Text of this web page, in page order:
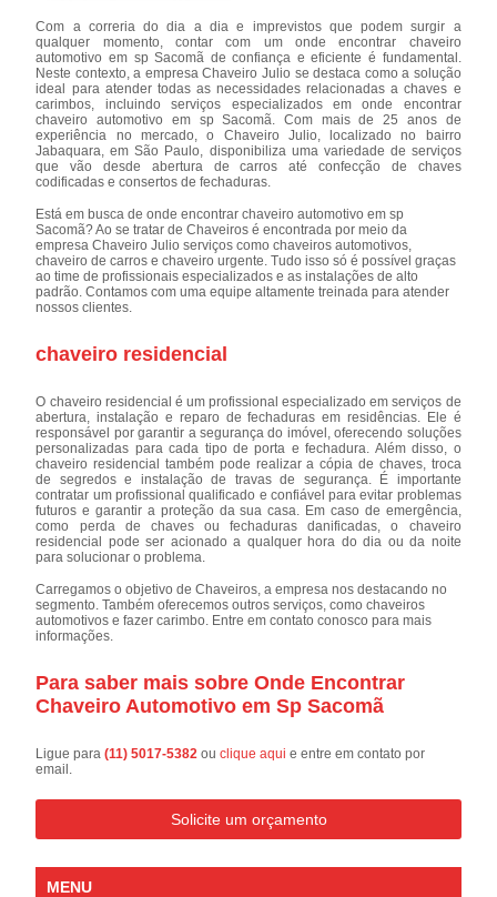
Com a correria do dia a dia e imprevistos que podem surgir a
qualquer momento, contar com um onde encontrar chaveiro
automotivo em sp Sacomã de confiança e eficiente é fundamental.
Neste contexto, a empresa Chaveiro Julio se destaca como a solução
ideal para atender todas as necessidades relacionadas a chaves e
carimbos, incluindo serviços especializados em onde encontrar
chaveiro automotivo em sp Sacomã. Com mais de 25 anos de
experiência no mercado, o Chaveiro Julio, localizado no bairro
Jabaquara, em São Paulo, disponibiliza uma variedade de serviços
que vão desde abertura de carros até confecção de chaves
codificadas e consertos de fechaduras.
Está em busca de onde encontrar chaveiro automotivo em sp
Sacomã? Ao se tratar de Chaveiros é encontrada por meio da
empresa Chaveiro Julio serviços como chaveiros automotivos,
chaveiro de carros e chaveiro urgente. Tudo isso só é possível graças
ao time de profissionais especializados e as instalações de alto
padrão. Contamos com uma equipe altamente treinada para atender
nossos clientes.
chaveiro residencial
O chaveiro residencial é um profissional especializado em serviços de
abertura, instalação e reparo de fechaduras em residências. Ele é
responsável por garantir a segurança do imóvel, oferecendo soluções
personalizadas para cada tipo de porta e fechadura. Além disso, o
chaveiro residencial também pode realizar a cópia de chaves, troca
de segredos e instalação de travas de segurança. É importante
contratar um profissional qualificado e confiável para evitar problemas
futuros e garantir a proteção da sua casa. Em caso de emergência,
como perda de chaves ou fechaduras danificadas, o chaveiro
residencial pode ser acionado a qualquer hora do dia ou da noite
para solucionar o problema.
Carregamos o objetivo de Chaveiros, a empresa nos destacando no
segmento. Também oferecemos outros serviços, como chaveiros
automotivos e fazer carimbo. Entre em contato conosco para mais
informações.
Para saber mais sobre Onde Encontrar
Chaveiro Automotivo em Sp Sacomã
Ligue para(11) 5017-5382ouclique aqui e entre em contato por
email.
Solicite um orçamento
MENU